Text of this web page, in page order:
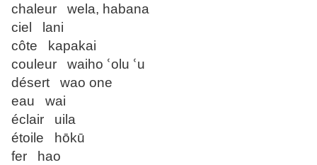
chaleur wela, habana
ciel lani
côte kapakai
couleur waiho ՙolu ՙu
désert wao one
eau wai
éclair uila
étoile hōkū
fer hao